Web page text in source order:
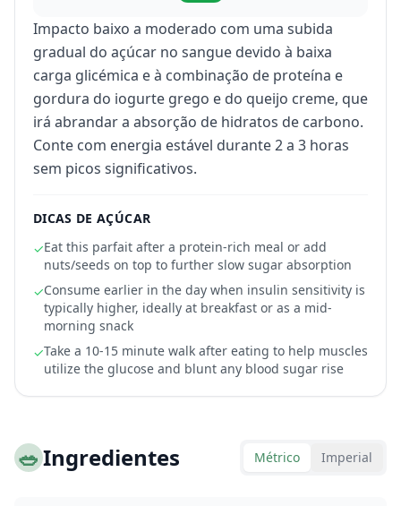
Impacto baixo a moderado com uma subida
gradual do açúcar no sangue devido à baixa
carga glicémica e à combinação de proteína e
gordura do iogurte grego e do queijo creme, que
irá abrandar a absorção de hidratos de carbono.
Conte com energia estável durante 2 a 3 horas
sem picos significativos.
DICAS DE AÇÚCAR
✓Eat this parfait after a protein-rich meal or add
nuts/seeds on top to further slow sugar absorption
✓Consume earlier in the day when insulin sensitivity is
typically higher, ideally at breakfast or as a mid-
morning snack
✓Take a 10-15 minute walk after eating to help muscles
utilize the glucose and blunt any blood sugar rise
🥗Ingredientes Métrico Imperial